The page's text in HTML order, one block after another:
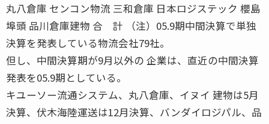
丸八倉庫 センコン物流 三和倉庫 日本ロジステック 櫻島
埠頭 品川倉庫建物 合 計 （注）05.9期中間決算で単独
決算を発表している物流会社79社。
但し、中間決算期が9月以外の 企業は、直近の中間決算
発表を05.9期としている。
キユーソー流通システム、丸八倉庫、イヌイ 建物は5月
決算、伏木海陸運送は12月決算、バンダイロジパル、品